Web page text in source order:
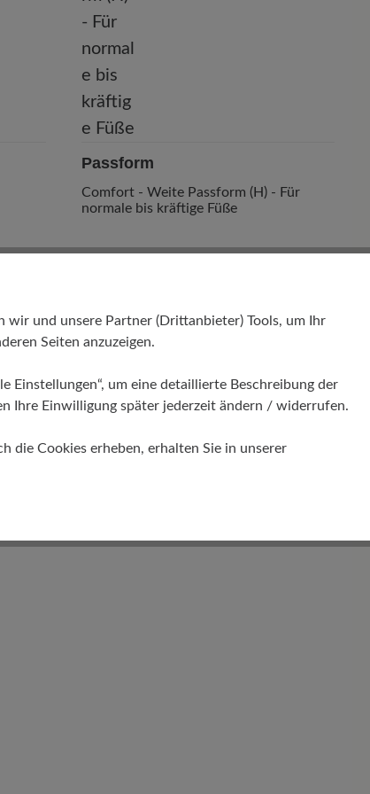
Passform
Comfort - Weite Passform (H) - Für
normale bis kräftige Füße
Funktionalität
wir und unsere Partner (Drittanbieter) Tools, um Ihr
Seiten anzuzeigen.
Einstellungen“, um eine detaillierte Beschreibung der
Ihre Einwilligung später jederzeit ändern / widerrufen.
die Cookies erheben, erhalten Sie in unserer